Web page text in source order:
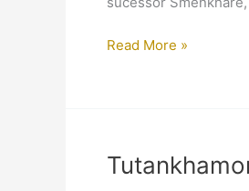
Teste
Era
Amarna
Read More »